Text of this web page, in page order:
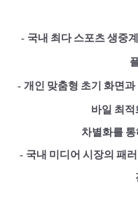
- 국내 최다 스포츠생중계
- 개인 맞춤형 초기 화면과
바일 최적
차별화를 통
- 국내 미디어 시장의 패